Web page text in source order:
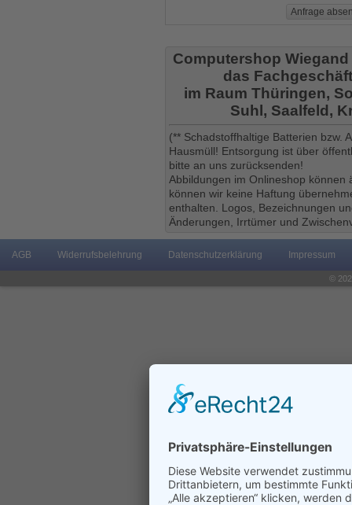
Computershop
das
im Raum Thüringen,
Suhl, Saalfeld,
(** Schadstoffhaltige Batterien bzw.
Hausmüll! Entsorgung ist über
bitte an uns zurücksenden!
Abbildungen im Onlineshop
können wir keine Haftung
enthalten. Logos, Bezeichnungen
Änderungen, Irrtümer und
AGB Widerrufsbelehrung Datenschutzerklärung Impressum
©